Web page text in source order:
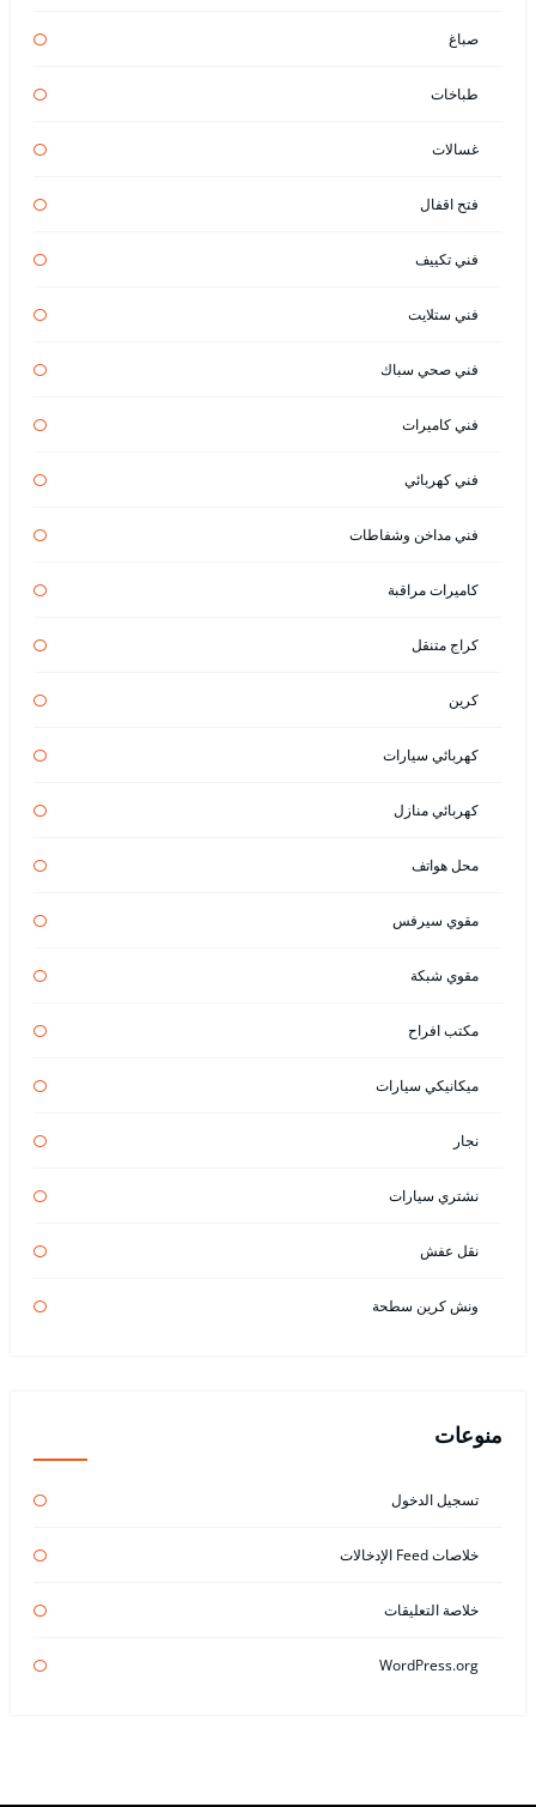
صباغ
طباخات
غسالات
فتح اقفال
فني تكييف
فني ستلايت
فني صحي سباك
فني كاميرات
فني كهربائي
فني مداخن وشفاطات
كاميرات مراقبة
كراج متنقل
كرين
كهربائي سيارات
كهربائي منازل
محل هواتف
مقوي سيرفس
مقوي شبكة
مكتب افراح
ميكانيكي سيارات
نجار
نشتري سيارات
نقل عفش
ونش كرين سطحة
منوعات
تسجيل الدخول
خلاصات Feed الإدخالات
خلاصة التعليقات
WordPress.org